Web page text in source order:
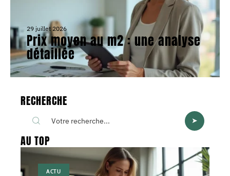
29 juillet 2026
Prix moyen au m2 : une analyse
détaillée
RECHERCHE
AU TOP
ACTU